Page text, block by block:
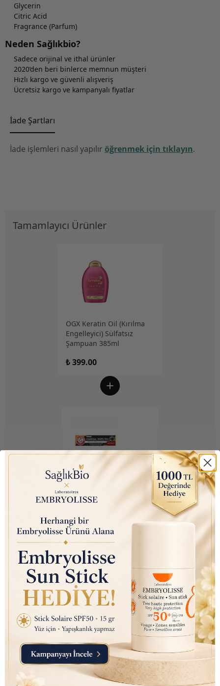
Glycerin
Citric Acid
Fragrance (Parfum)
Neden Sağlıkbio?
Sadece orijinal ve ithal ürünler
2020’den beri binlerce memnun müşteri
Hızlı kargo ve güvenli alışveriş
Ücretsiz kargo ve kampanyalı fiyatlar
İade Şartları
İade işlemleri nasıl yapılır öğrenmek için tıklayın.
Tamamlayıcı Ürünler
OGX Keratin Oil (Kırılma
Engelleyici) Sülfatsız
Şampuan 385ml
₺ 399.00
Arm & Hammer Charcoal
White (Kömür Beyazı) Diş
Macunu 75ml
₺ 350.00
Nutraxin D3K2 (Kemik ve
Bağışıklık Desteği) Gıda
Takviyesi Sprey (207 Puf)